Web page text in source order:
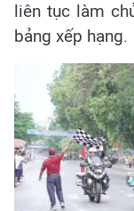
liên tục làm
bảng xếp hạng.